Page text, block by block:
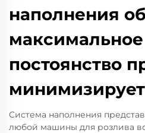
наполнения
максимальное
постоянство
Система наполнения
любой машины для розлива